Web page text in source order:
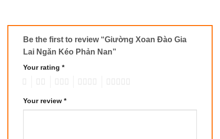
Be the first to review “Giường Xoan Đào Gia
Lai Ngăn Kéo Phản Nan”
Your rating *
Your review *